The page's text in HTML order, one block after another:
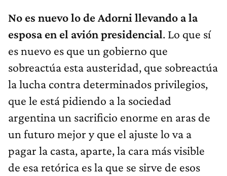
No es nuevo lo de Adorni llevando a la
esposa en el avión presidencial. Lo que sí
es nuevo es que un gobierno que
sobreactúa esta austeridad, que sobreactúa
la lucha contra determinados privilegios,
que le está pidiendo a la sociedad
argentina un sacrificio enorme en aras de
un futuro mejor y que el ajuste lo va a
pagar la casta, aparte, la cara más visible
de esa retórica es la que se sirve de esos